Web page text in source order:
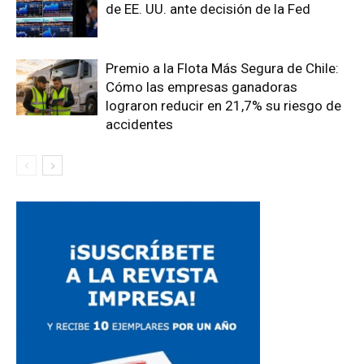
de EE. UU. ante decisión de la Fed
Premio a la Flota Más Segura de Chile:
Cómo las empresas ganadoras
lograron reducir en 21,7% su riesgo de
accidentes